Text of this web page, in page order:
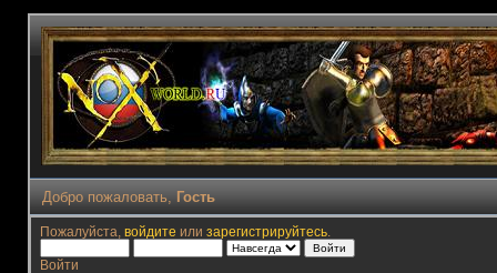
Добро пожаловать, Гость
Пожалуйста, войдите или зарегистрируйтесь.
Войти